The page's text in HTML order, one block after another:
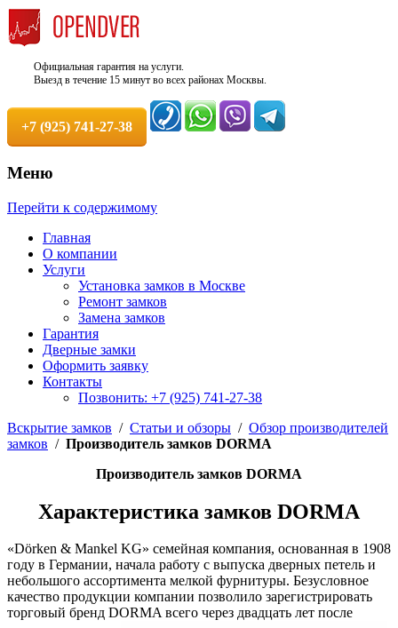
Официальная гарантия на услуги.
Выезд в течение 15 минут во всех районах Москвы.
+7 (925) 741-27-38
Служба вскрытия и ремонта
замков +7 (925) 741-27-38
Круглосуточно. 100% Гарантия!
Меню
Перейти к содержимому
Главная
О компании
Услуги
Установка замков в Москве
Ремонт замков
Замена замков
Гарантия
Дверные замки
Оформить заявку
Контакты
Позвонить: +7 (925) 741-27-38
Вскрытие замков / Статьи и обзоры / Обзор производителей
замков / Производитель замков DORMA
Производитель замков DORMA
Характеристика замков DORMA
«Dörken & Mankel KG» семейная компания, основанная в 1908
году в Германии, начала работу с выпуска дверных петель и
небольшого ассортимента мелкой фурнитуры. Безусловное
качество продукции компании позволило зарегистрировать
торговый бренд DORMA всего через двадцать лет после